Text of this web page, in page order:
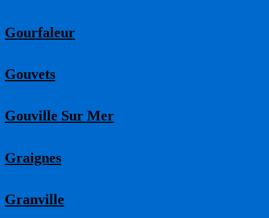
Gourfaleur
Gouvets
Gouville Sur Mer
Graignes
Granville